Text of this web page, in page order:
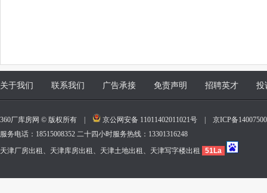
关于我们 联系我们 广告承接 免责声明 招聘英才 投
360厂库房网 © 版权所有 | 京公网安备 11011402011021号
京ICP备
服务电话：18515008352 二十四小时服务热线：13301316248
天津厂房出租、天津库房出租、天津土地出租、天津写字楼出租
51La